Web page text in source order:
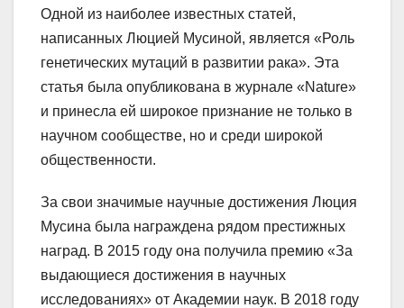
Одной из наиболее известных статей,
написанных Люцией Мусиной, является «Роль
генетических мутаций в развитии рака». Эта
статья была опубликована в журнале «Nature»
и принесла ей широкое признание не только в
научном сообществе, но и среди широкой
общественности.
За свои значимые научные достижения Люция
Мусина была награждена рядом престижных
наград. В 2015 году она получила премию «За
выдающиеся достижения в научных
исследованиях» от Академии наук. В 2018 году